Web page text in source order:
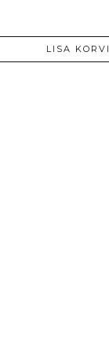
LISA KORVI